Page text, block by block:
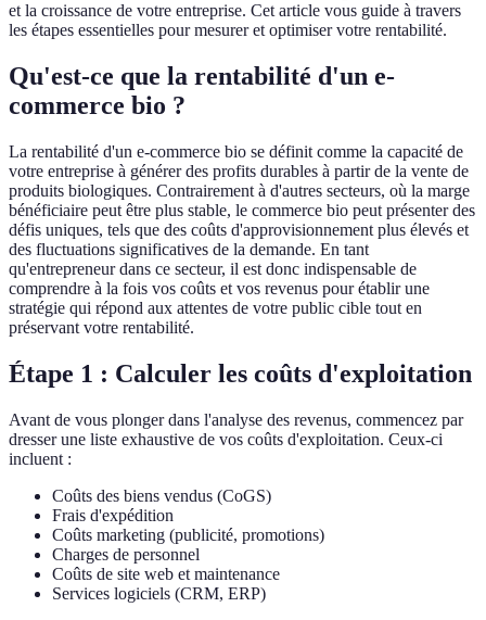
et la croissance de votre entreprise. Cet article vous guide à travers
les étapes essentielles pour mesurer et optimiser votre rentabilité.
Qu'est-ce que la rentabilité d'un e-
commerce bio ?
La rentabilité d'un e-commerce bio se définit comme la capacité de
votre entreprise à générer des profits durables à partir de la vente de
produits biologiques. Contrairement à d'autres secteurs, où la marge
bénéficiaire peut être plus stable, le commerce bio peut présenter des
défis uniques, tels que des coûts d'approvisionnement plus élevés et
des fluctuations significatives de la demande. En tant
qu'entrepreneur dans ce secteur, il est donc indispensable de
comprendre à la fois vos coûts et vos revenus pour établir une
stratégie qui répond aux attentes de votre public cible tout en
préservant votre rentabilité.
Étape 1 : Calculer les coûts d'exploitation
Avant de vous plonger dans l'analyse des revenus, commencez par
dresser une liste exhaustive de vos coûts d'exploitation. Ceux-ci
incluent :
Coûts des biens vendus (CoGS)
Frais d'expédition
Coûts marketing (publicité, promotions)
Charges de personnel
Coûts de site web et maintenance
Services logiciels (CRM, ERP)